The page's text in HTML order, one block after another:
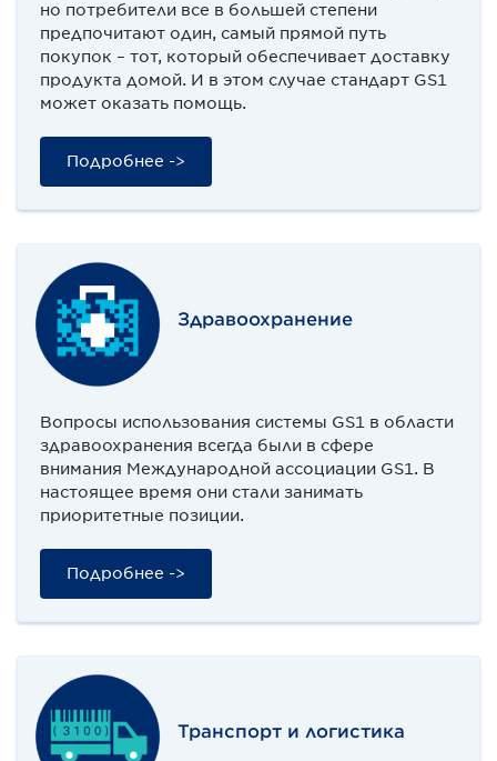
но потребители все в большей степени
предпочитают один, самый прямой путь
покупок – тот, который обеспечивает доставку
продукта домой. И в этом случае стандарт GS1
может оказать помощь.
Подробнее ->
Здравоохранение
Вопросы использования системы GS1 в области
здравоохранения всегда были в сфере
внимания Международной ассоциации GS1. В
настоящее время они стали занимать
приоритетные позиции.
Подробнее ->
Транспорт и логистика